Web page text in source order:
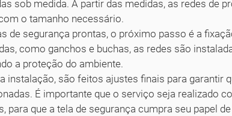
sob medida. A partir das medidas, as redes de
o tamanho necessário.
de segurança prontas, o próximo passo é a
como ganchos e buchas, as redes são
a proteção do ambiente.
instalação, são feitos ajustes finais para garantir
É importante que o serviço seja realizado
para que a tela de segurança cumpra seu papel